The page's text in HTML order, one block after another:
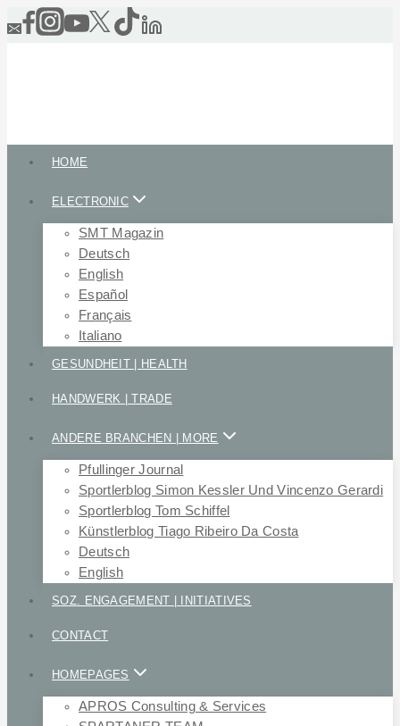
Skip
to
HOME
ELECTRONIC
SMT Magazin
Deutsch
English
Español
Français
Italiano
GESUNDHEIT | HEALTH
HANDWERK | TRADE
ANDERE BRANCHEN | MORE
Pfullinger Journal
Sportlerblog Simon Kessler Und Vincenzo Gerardi
Sportlerblog Tom Schiffel
Künstlerblog Tiago Ribeiro Da Costa
Deutsch
English
SOZ. ENGAGEMENT | INITIATIVES
CONTACT
HOMEPAGES
APROS Consulting & Services